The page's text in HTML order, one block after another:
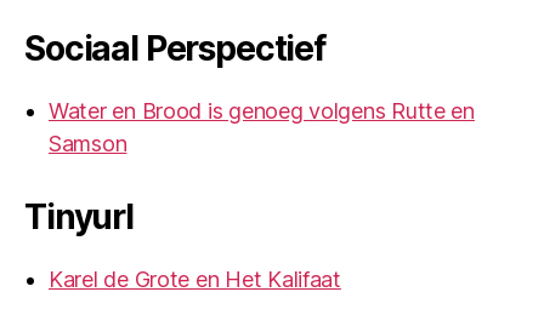
Sociaal Perspectief
Water en Brood is genoeg volgens Rutte en
Samson
Tinyurl
Karel de Grote en Het Kalifaat